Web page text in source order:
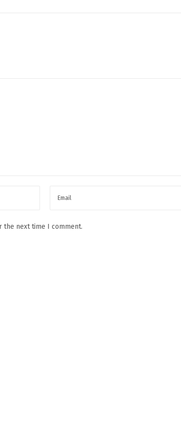
the next time I comment.